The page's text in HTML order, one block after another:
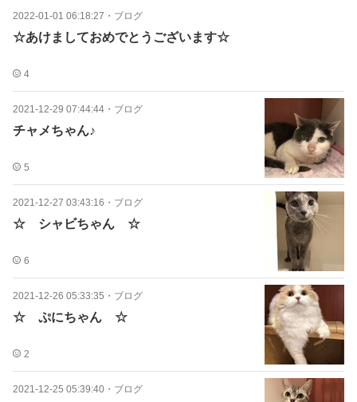
2022-01-01 06:18:27 ・ ブログ
☆あけましておめでとうございます☆
4
2021-12-29 07:44:44 ・ ブログ
チャメちゃん♪
5
2021-12-27 03:43:16 ・ ブログ
☆ シャビちゃん ☆
6
2021-12-26 05:33:35 ・ ブログ
☆ ぷにちゃん ☆
2
2021-12-25 05:39:40 ・ ブログ